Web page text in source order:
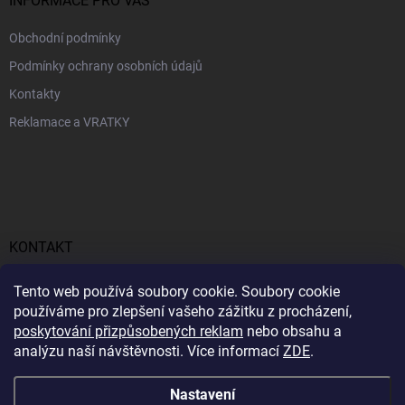
Tento web používá soubory cookie. Soubory cookie
používáme pro zlepšení vašeho zážitku z procházení,
poskytování přizpůsobených reklam nebo obsahu a
analýzu naší návštěvnosti. Více informací ZDE.
Nastavení
Obchodní podmínky
Podmínky ochrany osobních údajů
Kontakty
Reklamace a VRATKY
KONTAKT
obchod@profitent.cz
+420770645768
https://www.facebook.com/profitent.sk/